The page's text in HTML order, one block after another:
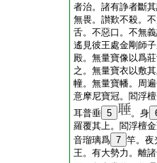
者治。諸有諍者斷
無畏。讃歎不殺。
舌。不惡口。不無
遙見彼王處金剛師
殿。無量寶像以爲
之。無量寶衣以敷
幢。無量寶幡。周
意摩尼寶冠。閻浮
耳普垂 5 。身
羅覆其上。閻浮檀
音瑠璃爲 7 竿。夜
王。有大勢力。離